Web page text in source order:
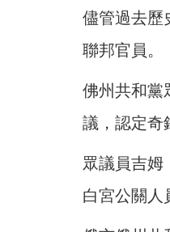
儘管過去歷
聯邦官員。
佛州共和黨
議，認定奇
眾議員吉姆
白宮公關人